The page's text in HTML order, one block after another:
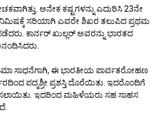
ಅನೇಕ ಕಷ್ಟಗಳನ್ನು ಎದುರಿಸಿ 23ನೇ
ಸರಿಯಾಗಿ ಎವರೇ ಶಿಖರ ತಲುಪಿದ ಪ್ರಥಮ
ಕಾರ್ನರ್ ಖುಲ್ಲರ್ ಅವರನ್ನು ಭಾರತದ
ಸಾಧನೆಗಾಗಿ, ಈ ಭಾರತೀಯ ಪಾರ್ವತರೋಹಣ
ಪದ್ಮಶ್ರೀ ಪ್ರಶಸ್ತಿ ದೊರೆಯಿತು. ಇದರೊಂದಿಗೆ
ಇದರಿಂದ ಮಹಿಳೆಯರು ಸಹ ಸಾಹಸ